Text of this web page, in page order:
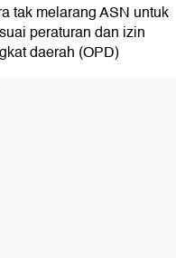
tak melarang ASN untuk
peraturan dan izin
daerah (OPD)